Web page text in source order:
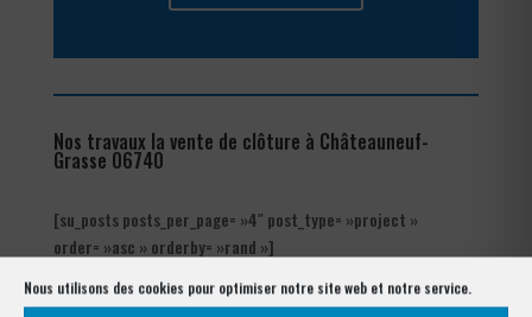
Nous utilisons des cookies pour optimiser notre site web et notre service.
Nos travaux la vente de clôture à Châteauneuf-
Grasse 06740
[su_posts posts_per_page= »4″ post_type= »project »
order= »asc » orderby= »rand »]
Nos références posés